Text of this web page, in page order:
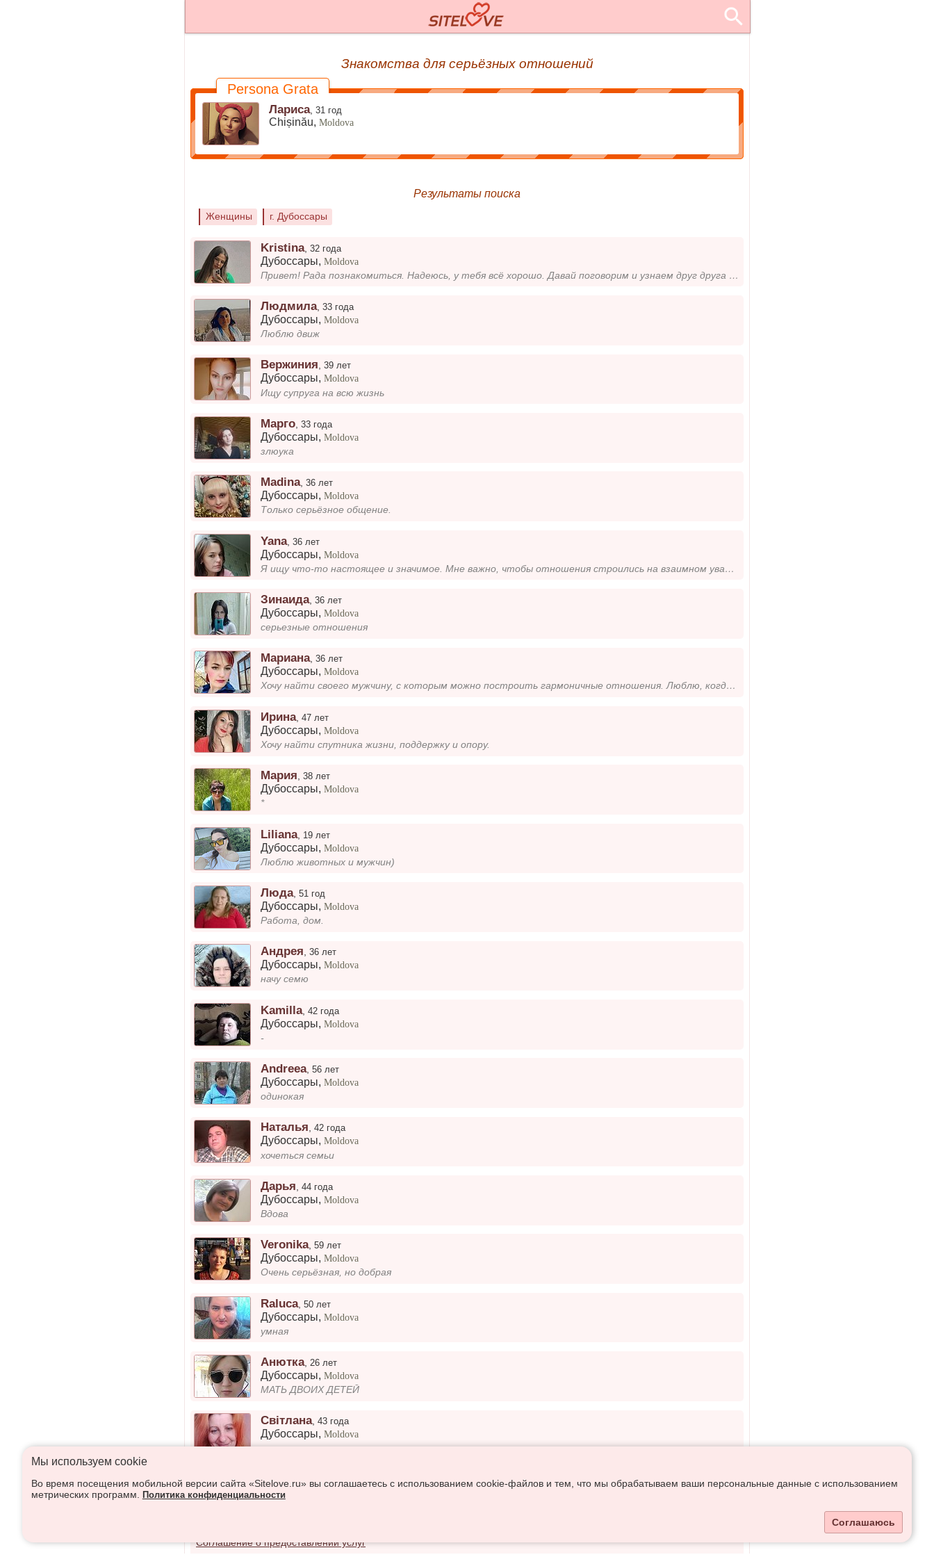
Знакомства для серьёзных отношений
Persona Grata
Лариса,31 год
Chișinău,Moldova
Результаты поиска
Женщины г. Дубоссары
Kristina,32 года
Дубоссары,Moldova
Привет! Рада познакомиться. Надеюсь, у тебя всё хорошо. Давай поговорим и узнаем друг друга получше....
Людмила,33 года
Дубоссары,Moldova
Люблю движ
Вержиния,39 лет
Дубоссары,Moldova
Ищу супруга на всю жизнь
Марго ,33 года
Дубоссары,Moldova
злюука
Madina,36 лет
Дубоссары,Moldova
Только серьёзное общение.
Yana,36 лет
Дубоссары,Moldova
Я ищу что-то настоящее и значимое. Мне важно, чтобы отношения строились на взаимном уважении, доверии и искренности. Люб...
Зинаида,36 лет
Дубоссары,Moldova
серьезные отношения
Мариана,36 лет
Дубоссары,Moldova
Хочу найти своего мужчину, с которым можно построить гармоничные отношения. Люблю, когда рядом поддержка и понимание. Ищ...
Ирина,47 лет
Дубоссары,Moldova
Хочу найти спутника жизни, поддержку и опору.
Мария ,38 лет
Дубоссары,Moldova
*
Liliana, 19 лет
Дубоссары,Moldova
Люблю животных и мужчин)
Люда,51 год
Дубоссары,Moldova
Работа, дом.
Андрея,36 лет
Дубоссары,Moldova
начу семю
Kamilla,42 года
Дубоссары,Moldova
-
Andreea,56 лет
Дубоссары,Moldova
одинокая
Наталья,42 года
Дубоссары,Moldova
хочеться семьи
Дарья ,44 года
Дубоссары,Moldova
Вдова
Veronika,59 лет
Дубоссары,Moldova
Очень серьёзная, но добрая
Raluca,50 лет
Дубоссары,Moldova
умная
Анютка, 26 лет
Дубоссары,Moldova
МАТЬ ДВОИХ ДEТEЙ
Світлана,43 года
Дубоссары,Moldova
зая
Lariska 60 лет
Дубоссары
Соглашение о предоставлении услуг
Мы используем сookie
Во время посещения мобильной версии сайта «Sitelove.ru» вы соглашаетесь с использованием cookie-файлов и тем, что мы обрабатываем ваши персональные данные с использованием
метрических программ.
Политика конфиденциальности
Соглашаюсь